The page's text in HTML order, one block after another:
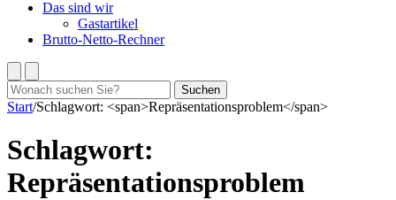
Das sind wir
Gastartikel
Brutto-Netto-Rechner
Suchen
nach:
Suchen
Start/Schlagwort: <span>Repräsentationsproblem</span>
Schlagwort:
Repräsentationsproblem